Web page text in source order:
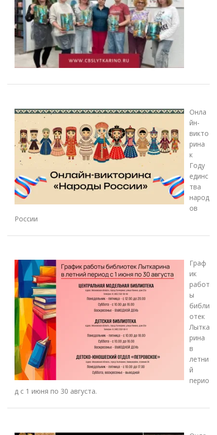
Онла
йн-
викто
рина
к
Году
единс
тва
народ
ов
России
Граф
ик
работ
ы
библи
отек
Лытка
рина
в
летни
й
перио
д с 1 июня по 30 августа.